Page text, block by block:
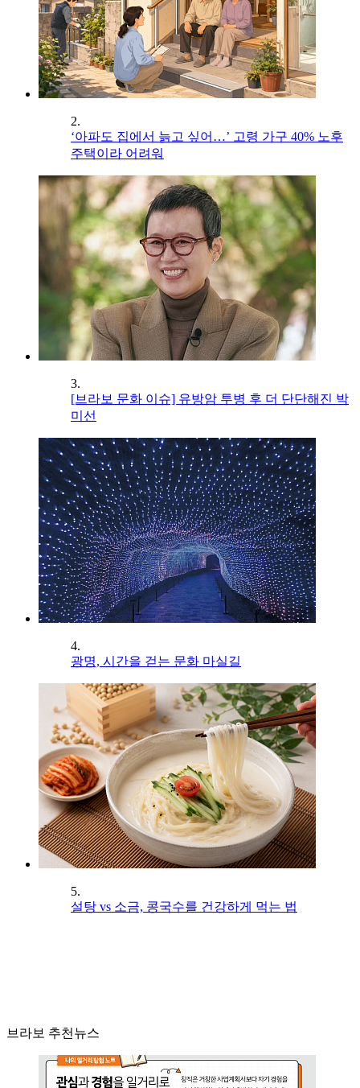
2.
‘아파도 집에서 늙고 싶어…’ 고령 가구 40% 노후
주택이라 어려워
3.
[브라보 문화 이슈] 유방암 투병 후 더 단단해진 박
미선
4.
광명, 시간을 걷는 문화 마실길
5.
설탕 vs 소금, 콩국수를 건강하게 먹는 법
브라보 추천뉴스